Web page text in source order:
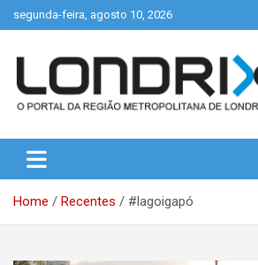
to
segunda-feira, agosto 10, 2026
Londrix
Home Recentes #lagoigapó